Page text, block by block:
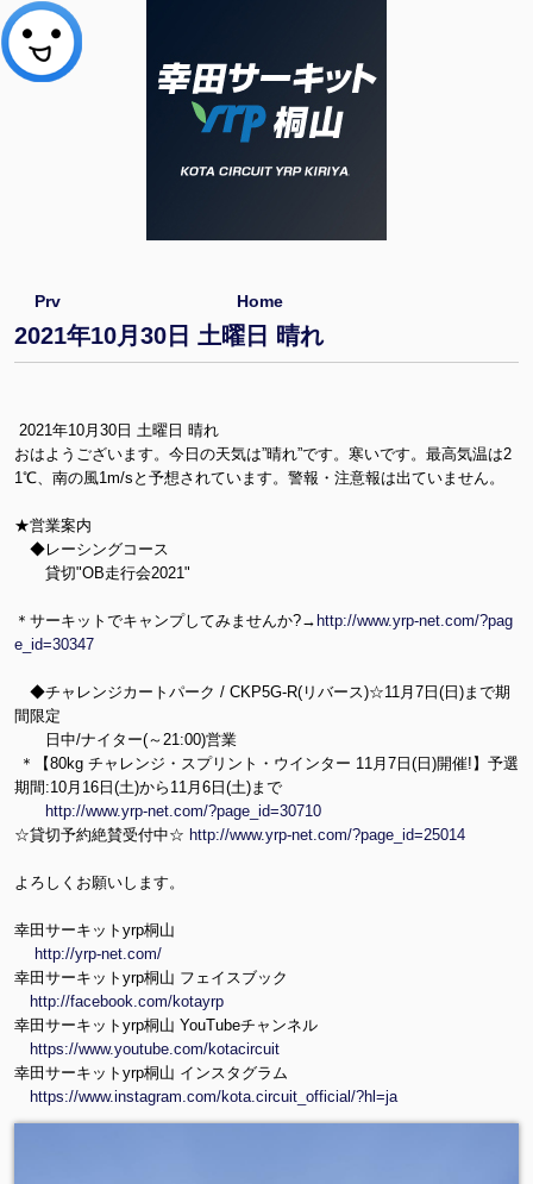
Prv Home
2021年10月30日 土曜日 晴れ
2021年10月30日 土曜日 晴れ
おはようございます。今日の天気は”晴れ”です。寒いです。最高気温は2
1℃、南の風1m/sと予想されています。警報・注意報は出ていません。
★営業案内
◆レーシングコース
貸切"OB走行会2021"
＊サーキットでキャンプしてみませんか?→ http://www.yrp-net.com/?pag
e_id=30347
◆チャレンジカートパーク / CKP5G-R(リバース)☆11月7日(日)まで期
間限定
日中/ナイター(～21:00)営業
＊【80kg チャレンジ・スプリント・ウインター 11月7日(日)開催!】予選
期間:10月16日(土)から11月6日(土)まで
http://www.yrp-net.com/?page_id=30710
☆貸切予約絶賛受付中☆ http://www.yrp-net.com/?page_id=25014
よろしくお願いします。
幸田サーキットyrp桐山
http://yrp-net.com/
幸田サーキットyrp桐山 フェイスブック
http://facebook.com/kotayrp
幸田サーキットyrp桐山 YouTubeチャンネル
https://www.youtube.com/kotacircuit
幸田サーキットyrp桐山 インスタグラム
https://www.instagram.com/kota.circuit_official/?hl=ja